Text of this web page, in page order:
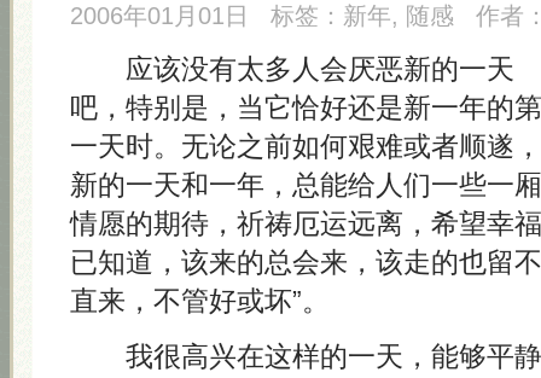
2006年01月01日 标签： 新年, 随感 作者
应该没有太多人会厌恶新的一天
吧，特别是，当它恰好还是新一年的第
一天时。无论之前如何艰难或者顺遂，
新的一天和一年，总能给人们一些一厢
情愿的期待，祈祷厄运远离，希望
已知道，该来的总会来，该走的也留
直来，不管好或坏”。
我很高兴在这样的一天，能够平静